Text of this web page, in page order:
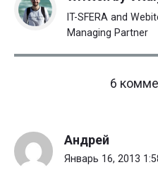
IT-SFERA and
Managing Partner
6
Андрей
Январь 16, 2013